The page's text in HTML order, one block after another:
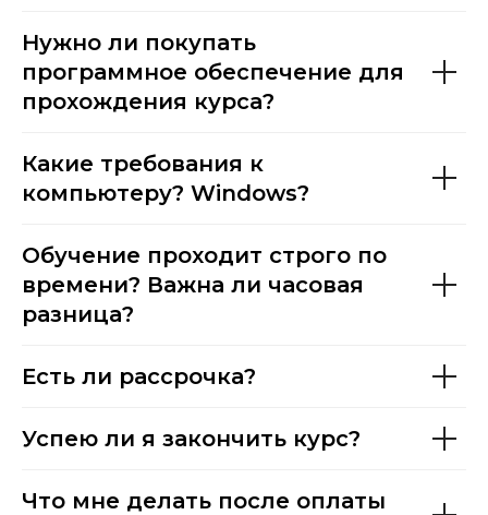
Нужно ли покупать
программное обеспечение для
прохождения курса?
Какие требования к
компьютеру? Windows?
Обучение проходит строго по
времени? Важна ли часовая
разница?
Есть ли рассрочка?
Успею ли я закончить курс?
Что мне делать после оплаты